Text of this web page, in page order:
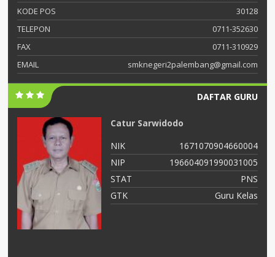
KODE POS
30128
TELEPON
0711-352630
FAX
0711-310929
EMAIL
smknegeri2palembang@gmail.com
DAFTAR GURU
Erni Hestiani
NIK
1671095005680007
NIP
196805101990032009
STAT
PNS
GTK
Guru Mapel